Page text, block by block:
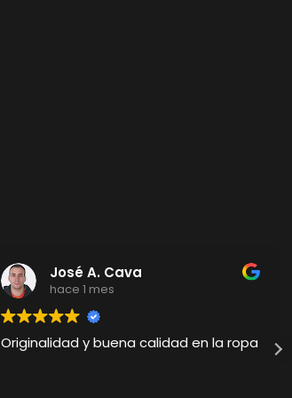
José A. Cava
hace 1 mes
Originalidad y buena calidad en la ropa